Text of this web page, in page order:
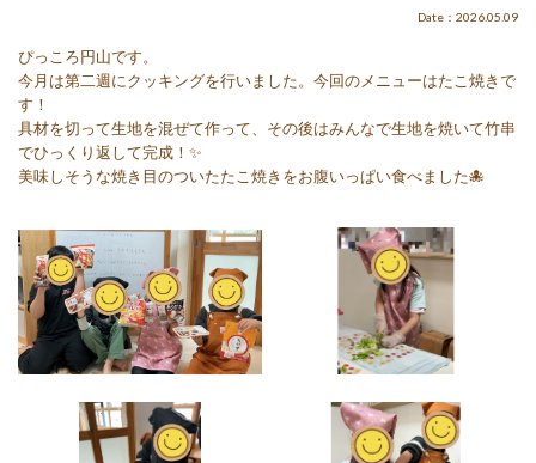
Date：2026.05.09
ぴっころ円山です。
今月は第二週にクッキングを行いました。今回のメニューはたこ焼きで
す！
具材を切って生地を混ぜて作って、その後はみんなで生地を焼いて竹串
でひっくり返して完成！✨
美味しそうな焼き目のついたたこ焼きをお腹いっぱい食べました🐙